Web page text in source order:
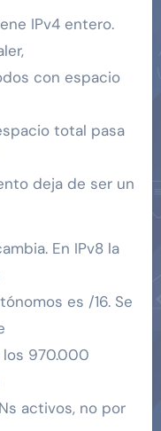
IPv4 entero.
con espacio
total pasa
deja de ser un
En IPv8 la
es /16. Se
los 970.000
activos, no por